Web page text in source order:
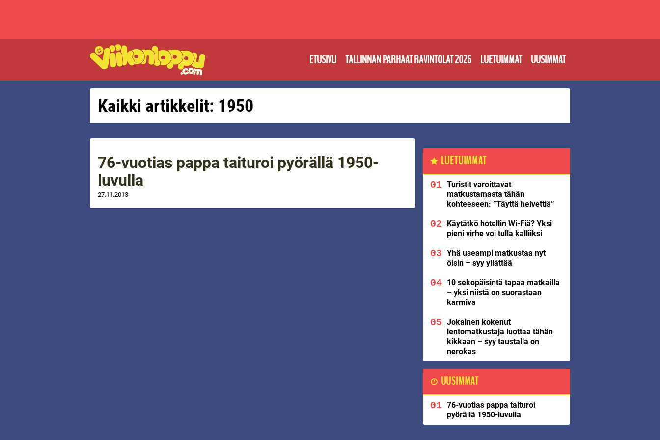
ETUSIVU TALLINNAN PARHAAT RAVINTOLAT 2026 LUETUIMMAT UUSIMMAT
Kaikki artikkelit: 1950
76-vuotias pappa taituroi pyörällä 1950-
luvulla
27.11.2013
LUETUIMMAT
Turistit varoittavat
matkustamasta tähän
kohteeseen: ”Täyttä helvettiä”
Käytätkö hotellin Wi-Fiä? Yksi
pieni virhe voi tulla kalliiksi
Yhä useampi matkustaa nyt
öisin – syy yllättää
10 sekopäisintä tapaa matkailla
– yksi niistä on suorastaan
karmiva
Jokainen kokenut
lentomatkustaja luottaa tähän
kikkaan – syy taustalla on
nerokas
UUSIMMAT
76-vuotias pappa taituroi
pyörällä 1950-luvulla